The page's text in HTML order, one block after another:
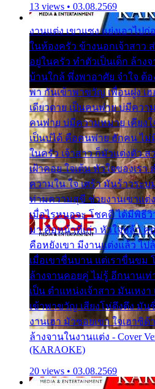
13 views • 03.08.2569
งานแต่ง เขาแซง แย่งเอาไป
ในห้องครัว ข้างนอกเจ้าสาว
อยู่ในครัว ทำตัวเป็นเด็ก ล้าง
บ้านใกล้ พึ่งพาอาศัย จำใจ ต้อ
พา กันเข้าพาขวัญ เพื่อนฝูง เ
เดียวดาย เป็นคนพ่าย บ่มีควา
คนพ่าย บ่มีความหมาย เคียงใ
เป็นบ่ได้ คือคนพ่าย ฮักคน ไม่
ในครัว เจ้าสาว ก็มัวแต่งตัว ส
เฝ้าคอย ใจเต้น หัวใจของเรา
ความใน ใจ เศร้า มันร้าวระ
ท่ามความสุขี ช่วยงานเขาแต่
เมื่อไรหนอจะ โชคดี ได้มีพิธี
มา คือหน้าที่เก่า หัวใจหล้า ค
คือหยังเขา มีงานแต่งแล้ว ไป
เมื่อเขาชื่นบาน แต่เราขื่นขม
ล้างจานคอยคู่ ไม่รู้ อีกนานเ
เป็น ตำแหน่งเจ้าสาว มันเหง
เข้าพาขวัญ เสียงโห่ตึงตึง มั
งานเฮา มัวซอยเขา ใจเฮาซิ
ล้างจานในงานแต่ง - Cover
(KARAOKE)
20 views • 03.08.2569